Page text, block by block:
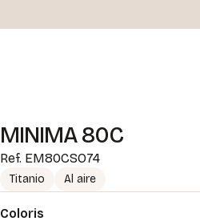
MINIMA 80C
Ref. EM80CSO74
Titanio Al aire
Coloris